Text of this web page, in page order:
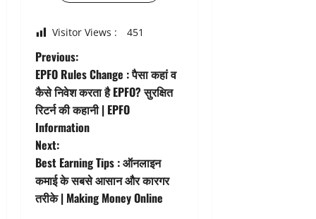
Visitor Views : 451
P
o
s
t
n
a
Previous:
EPFO Rules Change : पैसा कहां व
कैसे निवेश करता है EPFO? सुरक्षित
रिटर्न की कहानी | EPFO
Information
Next:
Best Earning Tips : ऑनलाइन
कमाई के सबसे आसान और कारगर
तरीके | Making Money Online